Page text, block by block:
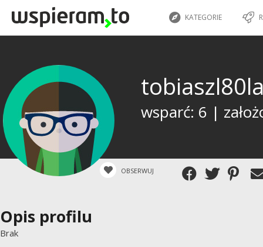
KATEGORIE
wsparć: 6 |
OBSERWUJ
Opis profilu
Brak